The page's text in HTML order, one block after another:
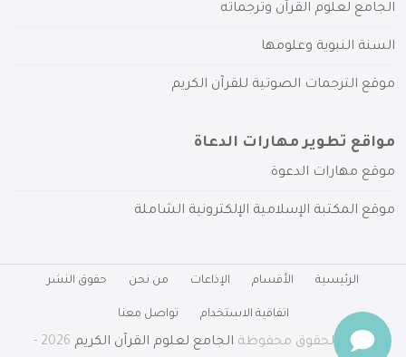
الجامع لعلوم القرآن وترجماته
السنة النبوية وعلومها
موقع الترجمات الصوتية للقرآن الكريم
مواقع تطوير مهارات الدعاة
موقع مهارات الدعوة
موقع المكتبة الإسلامية الإلكترونية الشاملة
الرئيسية الأقسام الإذاعات من نحن حقوق النشر
اتفاقية الاستخدام تواصل معنا
جميع الحقوق محفوظة الجامع لعلوم القرآن الكريم
2026 -